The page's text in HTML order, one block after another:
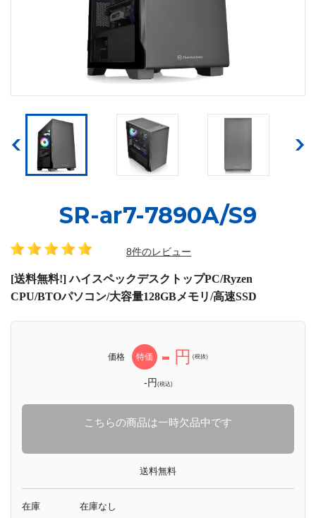
SR-ar7-7890A/S9
8件のレビュー
[送料無料!] ハイスペックデスクトップPC/Ryzen
CPU/BTOパソコン/大容量128GBメモリ/高速SSD
価格 特価 - 円 (税抜)
-円(税込)
こちらの商品は一時欠品中です
送料無料
在庫 在庫なし